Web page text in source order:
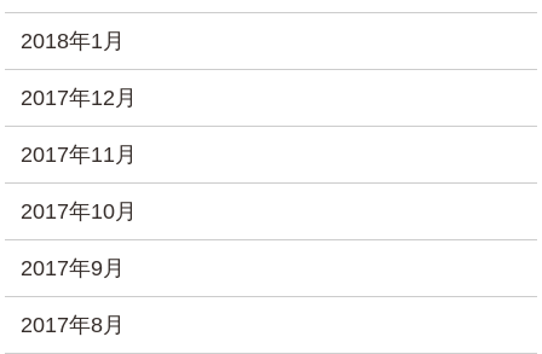
2018年1月
2017年12月
2017年11月
2017年10月
2017年9月
2017年8月